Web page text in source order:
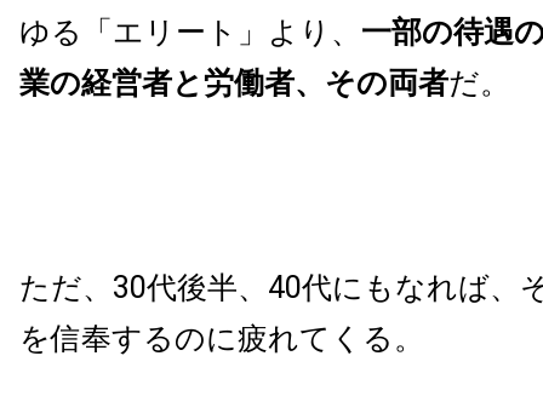
ゆる「エリート」より、 一部の待遇
業の経営者と労働者、その両者だ。
ただ、30代後半、40代にもなれば、
を信奉するのに疲れてくる。